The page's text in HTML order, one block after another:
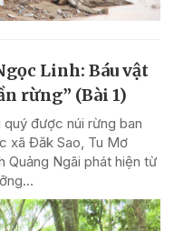
Linh: Báu vật
rừng” (Bài 1)
được núi rừng ban
xã Đăk Sao, Tu Mơ
Quảng Ngãi phát hiện từ